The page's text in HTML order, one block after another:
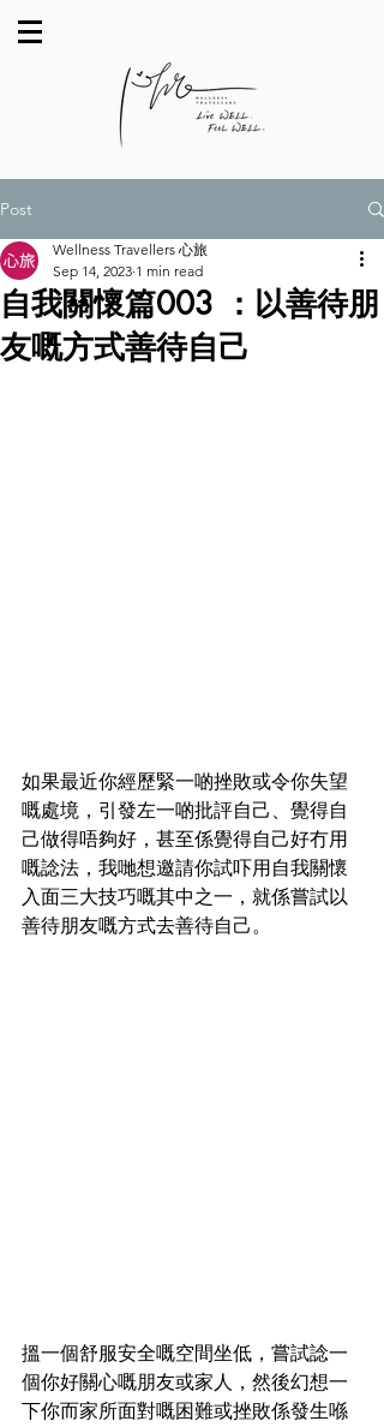
Post
自我關懷篇003 ：以善待朋
友嘅方式善待自己
Wellness Travellers 心旅
Sep 14, 2023 1 min read
如果最近你經歷緊一啲挫敗或令你失望
嘅處境，引發左一啲批評自己、覺得自
己做得唔夠好，甚至係覺得自己好冇用
嘅諗法，我哋想邀請你試吓用自我關懷
入面三大技巧嘅其中之一，就係嘗試以
善待朋友嘅方式去善待自己。
搵一個舒服安全嘅空間坐低，嘗試諗一
個你好關心嘅朋友或家人，然後幻想一
下你而家所面對嘅困難或挫敗係發生喺